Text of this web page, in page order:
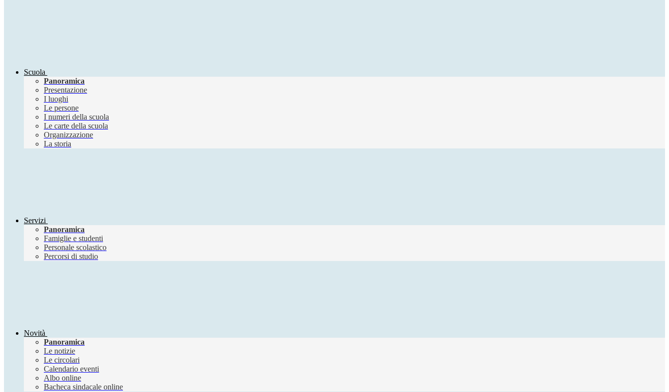
Scuola
Panoramica
Presentazione
I luoghi
Le persone
I numeri della scuola
Le carte della scuola
Organizzazione
La storia
Servizi
Panoramica
Famiglie e studenti
Personale scolastico
Percorsi di studio
Novità
Panoramica
Le notizie
Le circolari
Calendario eventi
Albo online
Bacheca sindacale online